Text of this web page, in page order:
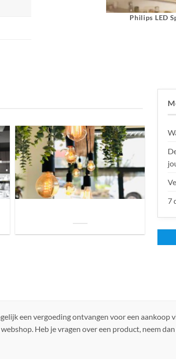
Philips LED
7
een vergoeding ontvangen voor een aankoop
Heb je vragen over een product, neem